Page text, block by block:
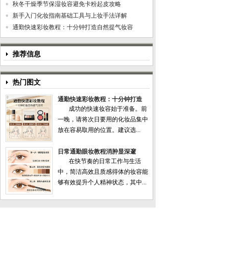
秋冬干燥季节保湿妆容避免卡粉起皮攻略
新手入门化妆指南基础工具与上妆手法详解
通勤快速彩妆教程：十分钟打造自然提气妆容
推荐信息
热门图文
通勤快速彩妆教程：十分钟打造
成功的快速妆容始于准备。前
一晚，请将次日要用的化妆品集中
放在容易取用的位置。建议选...
日常通勤眼妆教程消肿显深邃
在快节奏的日常工作与生活
中，简洁高效且质感得体的妆容能
够有效提升个人精神状态，其中...